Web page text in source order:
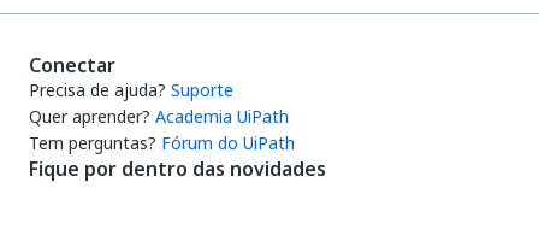
Conectar
Precisa de ajuda? Suporte
Quer aprender? Academia UiPath
Tem perguntas? Fórum do UiPath
Fique por dentro das novidades